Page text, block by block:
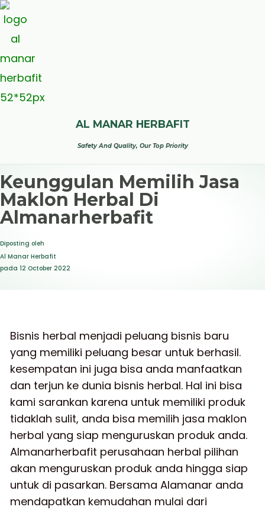
AL MANAR HERBAFIT
Safety And Quality, Our Top Priority
Keunggulan Memilih Jasa
Maklon Herbal Di
Almanarherbafit
Diposting oleh
Al Manar Herbafit
pada 12 October 2022
Bisnis herbal menjadi peluang bisnis baru
yang memiliki peluang besar untuk berhasil.
kesempatan ini juga bisa anda manfaatkan
dan terjun ke dunia bisnis herbal. Hal ini bisa
kami sarankan karena untuk memiliki produk
tidaklah sulit, anda bisa memilih jasa maklon
herbal yang siap menguruskan produk anda.
Almanarherbafit perusahaan herbal pilihan
akan menguruskan produk anda hingga siap
untuk di pasarkan. Bersama Alamanar anda
mendapatkan kemudahan mulai dari